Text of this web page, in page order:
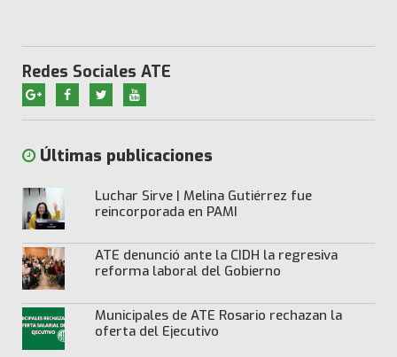
Redes Sociales ATE
Últimas publicaciones
Luchar Sirve | Melina Gutiérrez fue
reincorporada en PAMI
ATE denunció ante la CIDH la regresiva
reforma laboral del Gobierno
Municipales de ATE Rosario rechazan la
oferta del Ejecutivo